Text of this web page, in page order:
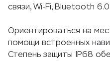
связи, Wi-Fi, Bluetooth 6.0.
Ориентироваться на
помощи встроенных
Степень защиты IP68